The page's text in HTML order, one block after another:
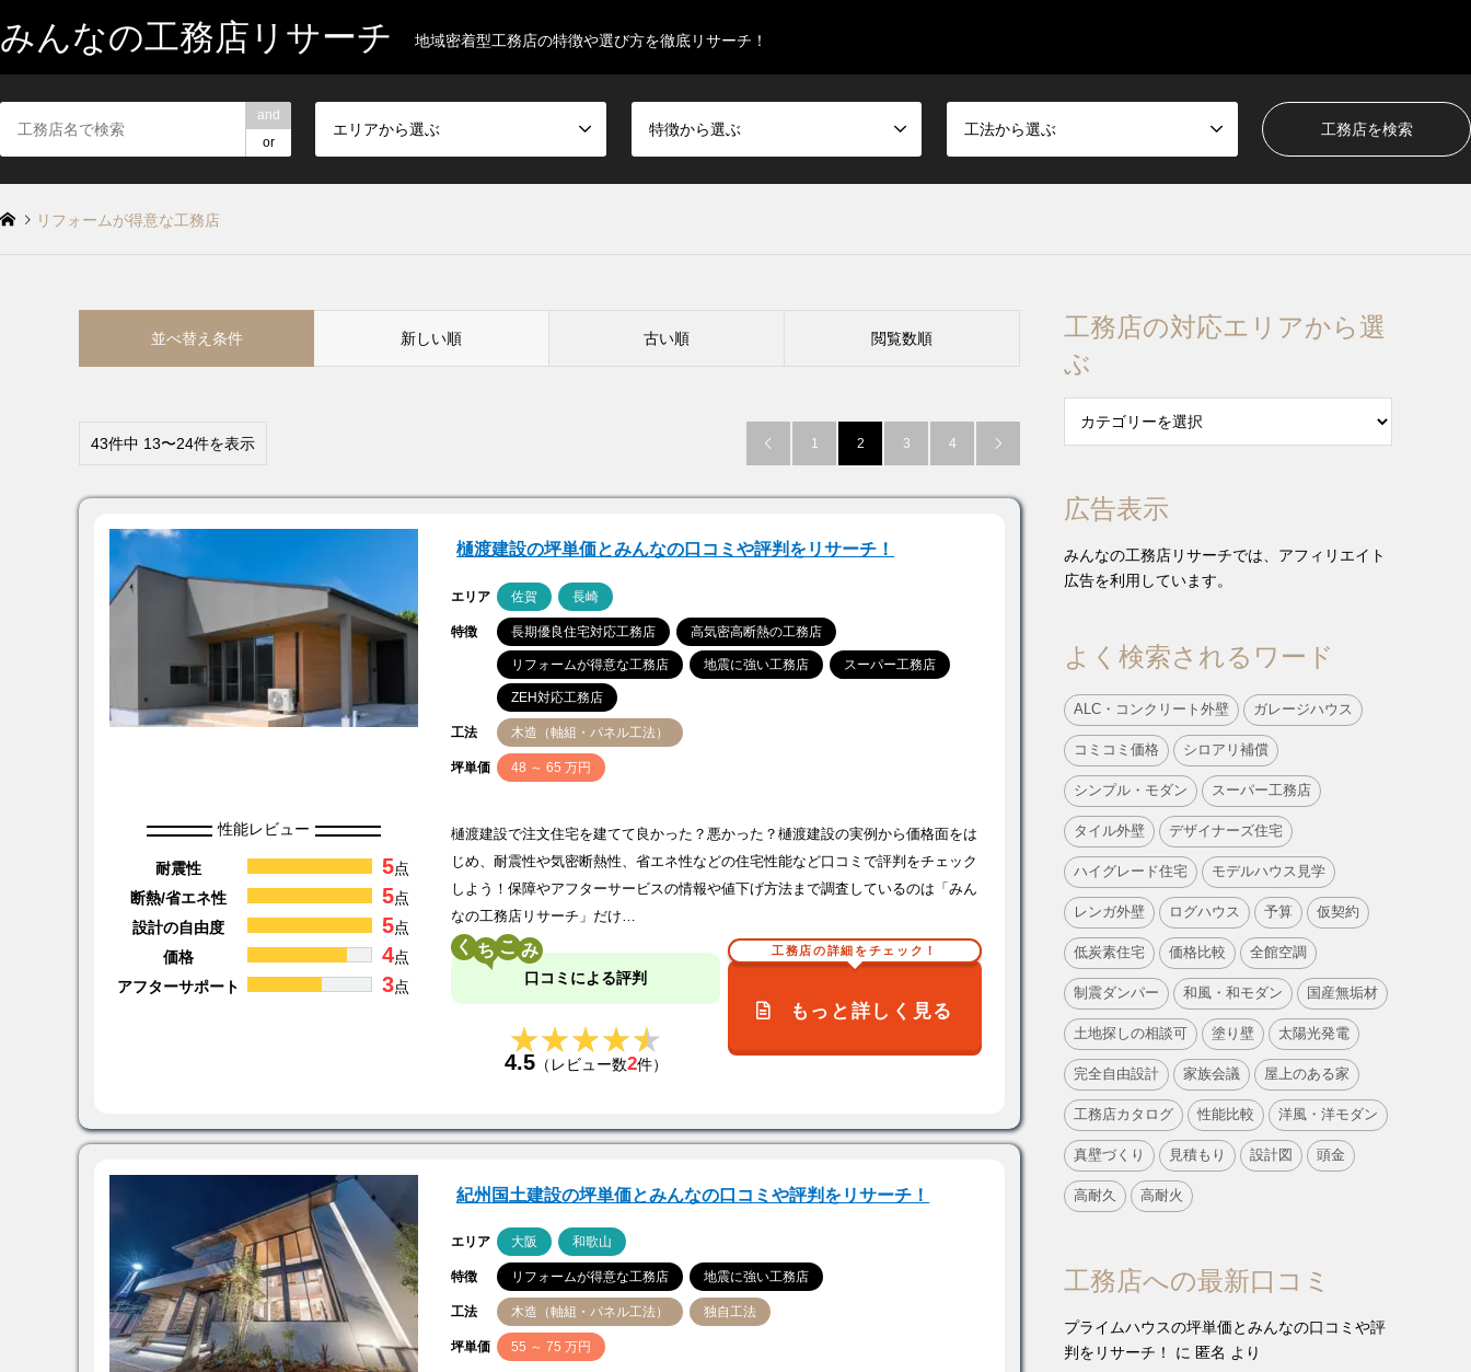
みんなの工務店リサーチ 地域密着型工務店の特徴や選び方を徹底リサーチ！
and
or
エリアから選ぶ 特徴から選ぶ 工法から選ぶ
リフォームが得意な工務店
並べ替え条件 新しい順 古い順 閲覧数順
43件中 13〜24件を表示  1 2 3 4 
樋渡建設の坪単価とみんなの口コミや評判をリサーチ！
エリア 佐賀 長崎
特徴 長期優良住宅対応工務店 高気密高断熱の工務店
リフォームが得意な工務店 地震に強い工務店 スーパー工務店
ZEH対応工務店
工法 木造（軸組・パネル工法）
坪単価 48 ～ 65 万円
性能レビュー
耐震性 5点
断熱/省エネ性
5点
設計の自由度
5点
価格
4点
アフターサポート
3点
樋渡建設で注文住宅を建てて良かった？悪かった？樋渡建設の実例から価格面をは
じめ、耐震性や気密断熱性、省エネ性などの住宅性能など口コミで評判をチェック
しよう！保障やアフターサービスの情報や値下げ方法まで調査しているのは「みん
なの工務店リサーチ」だけ…
く こ
口コミによる評判
★★★★★
★★★★★
4.5（レビュー数2件）
工務店の詳細をチェック！
もっと詳しく見る
紀州国土建設の坪単価とみんなの口コミや評判をリサーチ！
エリア 大阪 和歌山
特徴 リフォームが得意な工務店 地震に強い工務店
工法 木造（軸組・パネル工法） 独自工法
坪単価 55 ～ 75 万円
工務店の対応エリアから選
ぶ
広告表示
みんなの工務店リサーチでは、アフィリエイト
広告を利用しています。
よく検索されるワード
ALC・コンクリート外壁 ガレージハウス
コミコミ価格 シロアリ補償
シンプル・モダン スーパー工務店
タイル外壁 デザイナーズ住宅
ハイグレード住宅 モデルハウス見学
レンガ外壁 ログハウス 予算 仮契約
低炭素住宅 価格比較 全館空調
制震ダンパー 和風・和モダン 国産無垢材
土地探しの相談可 塗り壁 太陽光発電
完全自由設計 家族会議 屋上のある家
工務店カタログ 性能比較 洋風・洋モダン
真壁づくり 見積もり 設計図 頭金
高耐久 高耐火
工務店への最新口コミ
プライムハウスの坪単価とみんなの口コミや評
判をリサーチ！
に 匿名 より